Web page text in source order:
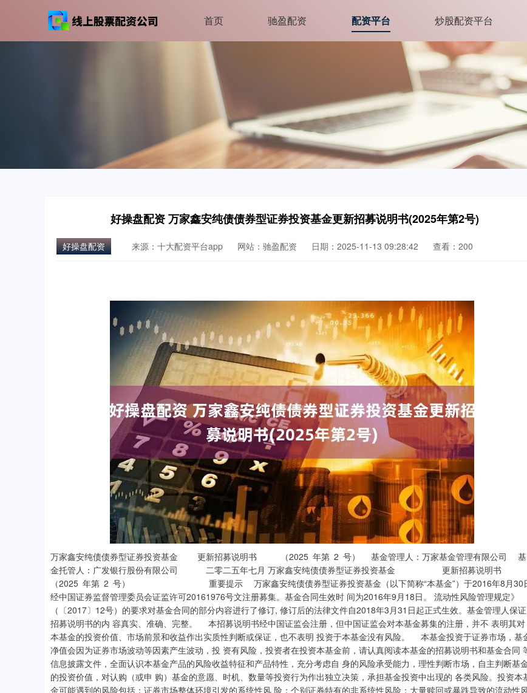
首页 驰盈配资 配资平台 炒股配资平台
好操盘配资 万家鑫安纯债债券型证券投资基金更新招募说明书(2025年第2号)
好操盘配资 来源：十大配资平台app 网站：驰盈配资 日期：2025-11-13 09:28:42 查看：200
万家鑫安纯债债券型证券投资基金 更新招募说明书 （2025 年第 2 号） 基金管理人：万家基金管理有限公司 基金托管人：广发银行股份有限公司 二零二五年七月 万家鑫安纯债债券型证券投资基金 更新招募说明书（2025 年第 2 号） 重要提示 万家鑫安纯债债券型证券投资基金（以下简称“本基金”）于2016年8月30日 经中国证券监督管理委员会证监许可20161976号文注册募集。基金合同生效时 间为2016年9月18日。 流动性风险管理规定》（〔2017〕12号）的要求对基金合同的部分内容进行了修订, 修订后的法律文件自2018年3月31日起正式生效。基金管理人保证招募说明书的内 容真实、准确、完整。 本招募说明书经中国证监会注册，但中国证监会对本基金募集的注册，并不 表明其对本基金的投资价值、市场前景和收益作出实质性判断或保证，也不表明 投资于本基金没有风险。 本基金投资于证券市场，基金净值会因为证券市场波动等因素产生波动，投 资有风险，投资者在投资本基金前，请认真阅读本基金的招募说明书和基金合同 等信息披露文件，全面认识本基金产品的风险收益特征和产品特性，充分考虑自 身的风险承受能力，理性判断市场，自主判断基金的投资价值，对认购（或申 购）基金的意愿、时机、数量等投资行为作出独立决策，承担基金投资中出现的 各类风险。投资本基金可能遇到的风险包括：证券市场整体环境引发的系统性风 险；个别证券特有的非系统性风险；大量赎回或暴跌导致的流动性风险；基金投 资过程中产生的操作风险；因交收违约和投资债券引发的信用风险；基金投资回 报可能低于业绩比较基准的风险；本基金的投资范围包括中小企业私募债，由于 该类债券采取非公开方式发行和交易，并不公开各类材料（包括招募说明书、审 计报告等），外部评级机构一般不对这类债券进行外部评级，可能会降低市场对这 类债券的认可度，从而影响这类债券的市场流动性。另一方面，由于中小企业私 募债的债券发行主体资产规模较小、经营的波动性较大，且各类材料不公开发 布，也大大提高了分析并跟踪发债主体信用基本面的难度。由此可能给基金净值 带来不利影响或损失。本基金的具体运作特点详见基金合同和招募说明书的约 定。本基金的一般风险及特有风险详见本招募说明书的“风险揭示”部分。 本基金为债券型基金，理论上其预期风险收益水平低于混合型与股票型基 万家鑫安纯债债券型证券投资基金 更新招募说明书（2025 年第 2 号） 金，高于货币市场基金，属于中低风险/收益的产品。基金管理人提醒投资者基金 投资的“买者自负”原则，在投资者作出投资决策后，基金运营状况与基金净值 变化引致的投资风险，由投资者自行负责。此外，本基金以1.00元初始面值进行 募集，在市场波动等因素的影响下，存在单位份额净值跌破1.00元初始面值的风 险。 基金不同于银行储蓄与债券，基金投资者有可能获得较高的收益，也有可能 损失本金。投资有风险，投资者在进行投资决策前，请仔细阅读本基金的《招募 说明书》及《基金合同》。 基金管理人依照恪尽职守、诚实信用、谨慎勤勉的原则管理和运用基金资 产，但不保证本基金一定盈利，也不保证最低收益。基金的过往业绩并不预示其 未来表现，基金管理人管理的其他基金的业绩并不构成对本基金业绩表现的保 证。 投资者应当认真阅读基金合同、基金招募说明书、基金产品资料概要等信息 披露文件，自主判断基金的投资价值，自主做出投资决策，自行承担投资风险。 当本基金持有特定资产且存在或潜在大额赎回申请时，基金管理人履行相应 程序后，可以启动侧袋机制，具体详见基金合同和招募说明书的有关章节。侧袋 机制实施期间，基金管理人将对基金简称进行特殊标识，并不办理侧袋账户的申 购赎回。请基金份额持有人仔细阅读相关内容并关注本基金启用侧袋机制时的特 定风险。 本招募说明书所载内容截止日为2025年7月18日，有关财务数据和净值表现数 据截止日为2024年06月30日（财务数据未经审计）。 万家鑫安纯债债券型证券投资基金 更新招募说明书（2025 年第 2 号） 目 录 万家鑫安纯债债券型证券投资基金 更新招募说明书（2025 年第 2 号） 万家鑫安纯债债券型证券投资基金 更新招募说明书（2025 年第 2 号） 第一部分 绪言 《万家鑫安纯债债券型证券投资基金招募说明书》（以下简称“本招募说明 书”）依据《中华人民共和国证券投资基金法》(以下简称《基金法》)、《公开募 集证券投资基金运作管理办法》(以下简称《运作办法》)、《公开募集证券投资基 金销售机构监督管理办法》(以下简称《销售办法》)、《公开募集证券投资基金信 息披露管理办法》(以下简称《信息披露办法》)、《公开募集开放式证券投资基金 流动性风险管理规定》（以下简称“《流动性风险管理规定》”）、《证券投资基金 信息披露内容与格式准则第5号》、等有关法律法规以及 《万家鑫安纯债债券型证券投资基金基金合同》（以下简称“基金合同”）编写。 本招募说明书阐述了万家鑫安纯债债券型证券投资基金的投资目标、策略、风 险、费率等与投资者投资决策有关的全部必要事项，投资者在做出投资决策前应仔 细阅读本招募说明书。 基金管理人承诺本招募说明书不存在任何虚假记载、误导性陈述或者重大遗 漏，并对其真实性、准确性、完整性承担法律责任。本基金是根据本招募说明书所 载明的资料申请募集的。基金管理人没有委托或授权任何其他人提供未在本招募说 明书中载明的信息，或对本招募说明书作任何解释或者说明。 本招募说明书根据本基金的基金合同编写，并经中国证监会注册。基金合同是 约定基金合同当事人之间权利、义务的法律文件。基金投资者自依基金合同取得基 金份额即成为基金份额持有人和基金合同的当事人，其持有基金份额的行为本身即 表明其对基金合同的承认和接受，并按照《基金法》、基金合同及其他有关规定享 有权利、承担义务。基金投资者欲了解基金份额持有人的权利和义务，应详细查阅 基金合同。 万家鑫安纯债债券型证券投资基金 更新招募说明书（2025 年第 2 号） 第二部分 释义 在本招募说明书中，除非文意另有所指，下列词语或简称具有如下含义： 同》及对基金合同的任何有效修订和补充 券型证券投资基金托管协议》及对该托管协议的任何有效修订和补充 说明书》及其更新 公告》 司法解释、行政规章以及其他对基金合同当事人有约束力的决定、决议、通知等 次会议通过，经2012年12月28日第十一届全国人大常委会第三十次会议修订，自 第十四次会议《全国人民代表大会常务委员会关于修改等 七部法律的决定》修改的《中华人民共和国证券投资基金法》及颁布机关对其不时 做出的修订 机关对其不时做出的修订 机关对其不时做出的修订 募集证券投资基金运作管理办法》及颁布机关对其不时做出的修订 万家鑫安纯债债券型证券投资基金 更新招募说明书（2025 年第 2 号） 理规定》及颁布机关对其不时做出的修订 的法律主体，包括基金管理人、基金托管人和基金份额持有人 法登记并存续或经有关政府部门批准设立并存续的企业法人、事业法人、社会团体 或其他组织 中国境内依法募集的证券投资基金的中国境外的机构投资者 或中国证监会允许购买证券投资基金的其他投资者的合称 办理基金份额的申购、赎回、转换、转托管及定期定额投资计划等业务 规定的其他条件，取得基金销售业务资格并与基金管理人签订了基金销售服务协 议，办理基金销售业务的机构 得基金销售业务资格并与基金管理人签订了基金销售服务协议，办理基金销售业务 的机构 资者基金账户的建立和管理、基金份额登记、基金销售业务的确认、清算和结算、 代理发放红利、建立并保管基金份额持有人名册和办理非交易过户等 公司或接受万家基金管理有限公司委托代为办理登记业务的机构 万家鑫安纯债债券型证券投资基金 更新招募说明书（2025 年第 2 号） 理的基金份额余额及其变动情况的账户 办理认购、申购、赎回、转换、转托管及定期定额投资计划等业务而引起的基金份 额变动及结余情况的账户 基金管理人向中国证监会办理基金备案手续完毕，并获得中国证监会书面确认的日 期 清算完毕，清算结果报中国证监会备案并予以公告的日期 得超过3个月 作日 的相关业务规则，是规范基金管理人所管理的开放式证券投资基金登记方面的业务 规则，由基金管理人和投资者共同遵守 购买基金份额的行为 购买基金份额的行为 的条件要求将基金份额兑换为现金的行为 万家鑫安纯债债券型证券投资基金 更新招募说明书（2025 年第 2 号） 定的条件，申请将其持有基金管理人管理的、某一基金的基金份额转换为基金管理 人管理的其他基金基金份额的行为 基金份额销售机构的操作 日、申购金额及扣款方式，由销售机构于每期约定申购日在投资者指定银行账户内 自动完成扣款及受理基金申购申请的一种投资方式 上基金转换中转出申请份额总数后扣除申购申请份额总数及基金转换中转入申请份 额总数后的余额)超过上一开放日基金总份额的10% 实现的其他合法收入及因运用基金财产带来的成本和费用的节约 项及其他资产的价值总和 和基金份额净值的过程 合理价格予以变现的资产，包括但不限于到期日在10个交易日以上的逆回购与银行 定期存款（含协议约定有条件提前支取的银行存款）、停牌股票、流通受限的新股 及非公开发行股票、资产支持证券、因发行人债务违约无法进行转让或交易的债券 等 联网网站（包括基金管理人网站、基金托管人网站、中国证监会基金电子披露网 站）等媒介 的前提下，按照一定比例调整基金份额总额及基金份额净值 万家鑫安纯债债券型证券投资基金 更新招募说明书（2025 年第 2 号） 概要》及其更新 户进行处置清算，目的在于有效隔离并化解风险，确保投资者得到公平对待，属于 流动性风险管理工具。侧袋机制实施期间，原有账户称为主袋账户，专门账户称为 侧袋账户 公允价值存在重大不确定性的资产；（二）按摊余成本计量且计提资产减值准备仍 导致资产价值存在重大不确定性的资产；（三）其他资产价值存在重大不确定性的 资产 金份额持有人服务的费用 万家鑫安纯债债券型证券投资基金 更新招募说明书（2025 年第 2 号） 第三部分 基金管理人 （一） 基金管理人概况 名称：万家基金管理有限公司 住所、办公地址：中国（上海）自由贸易试验区浦电路360号8层（名义楼层9 层） 法定代表人：方一天 成立日期：2002年8月23日 批准设立机关及批准设立文号：中国证监会证监基金字【2002】44号 经营范围：基金募集；基金销售；资产管理和中国证监会许可的其他业务 组织形式：有限责任公司 注册资本：叁亿元人民币 存续期间：持续经营 联系人：兰剑 电话：021-38909626 传真：021-38909627 股权结构： 中泰证券股份有限公司 60% 山东省新动能基金管理有限公司 40% （二） 主要人员情况 董事长方一天先生，中共党员，大学学历，先后在上海财政证券公司、中国证 监会系统工作，2014年10月加入万家基金管理有限公司，现任公司党委书记、董事 长。 董事袁西存先生，中共党员，硕士学位，曾任莱钢集团财务部科长，副处长， 中泰证券计划财务部总经理等职务。现任中泰证券股份有限公司党委常委、副总经 理。 董事曾祥龙先生，中共党员，学士本科，曾任山东龙信投资有限公司财务负责 人、山东鲁华能源集团外派财务总监、山东国惠基金管理有限公司财务总监、山东 国惠投资有限公司财务部副部长、山东国惠小额贷款有限公司副总经理等职。现任 万家鑫安纯债债券型证券投资基金 更新招募说明书（2025 年第 2 号） 山东省新动能基金管理有限公司财务管理部部长。 董事张钊先生，中共党员，学士本科，先后任泛亚国际投资有限公司总裁助 理、投资专员，iGlobal Consultancy Pte. Ltd.（新加坡）高级顾问、总裁助 理，深圳富坤创业投资有限公司市场营销投资者关系部经理，深圳富坤康健投资有 限公司高级投资经理，山东海洋明石产业基金管理有限公司投资部副总裁，山东蓝 色经济产业基金管理有限公司投资部（济南）副总经理，山东高速北银（上海）投 资管理有限公司执行总裁、山东省新动能基金管理有限公司投资发展部部长等职， 现任山东省新动能投资管理有限公司董事长。 董事陈广益先生，中共党员，硕士研究生，曾任职兴证全球基金管理有限公司 运作保障部，2005年3月加入万家基金管理有限公司，曾任运作保障部副总监、基 金运营部总监、交易部总监、总经理助理，2019年6月起任公司首席信息官，2021 年3月起任公司董事、总经理。 独立董事武辉女士，农工党员，博士研究生，教授。曾任潍坊市第二职业中专 讲师。现任山东财经大学教授。 独立董事范洪义先生，硕士研究生，曾在山东潍坊盐化集团、山东海化集团进 出口有限公司任职，在山东求是律师事务所、山东中强律师事务所、山东普瑞德律 师事务所、上海虹桥正瀚律师事务所、上海杰博律师事务所担任律师、合伙人等 职。现任上海尚舜光电科技有限公司执行董事。 独立董事林彦先生，中共党员，博士研究生，教授。曾任上海交通大学教务处 副处长、凯原法学院副院长、教授等职，现任华东师范大学法学院院长、特聘教 授。 监事会主席马文波先生，中共党员，学士本科，曾在中国电子进出口山东公 司、山东鲁信实业集团公司、山东省鲁信投资控股集团有限公司从事财务会计工 作，在山东省国际信托股份有限公司、山东省金融资产管理股份有限公司担任财务 总监等职。现任山东省新动能基金管理有限公司副总经理。 监事李滨先生，中共党员，博士研究生，先后任英国三和集团量化分析师、劳 埃德银行集团量化分析师、Zan Partners 对冲基金量化分析师、巴克莱资本信用 风险分析师、德意志银行信用风险分析师、瑞士信贷市场风险分析师、红塔证券股 万家鑫安纯债债券型证券投资基金 更新招募说明书（2025 年第 2 号） 份有限公司风险管理部总经理、中泰证券股份有限公司风险管理部副总经理及风险 管理部总经理等职。现任中泰证券股份有限公司风险控制委员会副主任。 监事尹超先生，中共党员，学士本科，2007年7月起加入万家基金管理有限公 司，现任公司基金运营部总监。 监事姜楠女士，中共党员，硕士研究生，曾任职于淘宝（中国）软件有限公 司。2013年3月起加入万家基金管理有限公司，现任公司财务管理部总监。 监事路晓静女士，中共党员，硕士研究生，先后任职于旺旺集团、长江期货有 限公司。2015年5月起加入万家基金管理有限公司，现任公司合规风控部总监助 理。 董事长：方一天先生（简介请参见基金管理人董事会成员） 总经理、首席信息官：陈广益先生（简介请参见基金管理人董事会成员） 督察长：兰剑先生，中国民盟盟员，硕士研究生，律师、注册会计师，曾在江 苏知源律师事务所、上海和华利盛律师事务所从事律师工作，2005年10月进入万家 基金管理有限公司工作，2015年4月起任公司督察长。 副总经理：戴晓云女士，学士本科，曾任海证期货有限公司副总经理、上海证 券有限责任公司运营中心副总经理、上投摩根基金管理有限公司数字化运营及拓展 部总监等职。2016年7月进入万家基金管理有限公司工作，先后担任万家基金管理 有限公司总经理助理、业务管理部总监、网络金融部总监，万家财富基金销售（天 津）有限公司董事长。2021年7月起任公司副总经理。 副总经理：王静女士，中共党员，硕士研究生，曾任兴业银行济南分行公司业 务部科员，兴业银行济南分行天桥支行行长助理，浙 商 银 行济南分行机构金融部总 经理助理，浙 商 银 行济南分行公司银行部总经理助理、副总经理，浙 商 银 行济南分 行小企业与个银评审部总经理等职务。2021年6月进入万家基金管理有限公司， 副总经理：莫海波先生，致公党党员，硕士研究生，曾任财富证券有限责任公 司资产管理部分析师、中银国际证券有限责任公司证券投资部投资经理等职务。 理等职，2022年8月起任公司副总经理。 万家鑫安纯债债券型证券投资基金 更新招募说明书（2025 年第 2 号） 郅元先生，英国雷丁大学金融风险管理专业硕士,曾任天安财产保险股份有限 公司交易员，华安基金管理有限公司集中交易部债券交易员、基金经理助理等职。 定收益部基金经理，现金管理部副总监（主持工作）。现任万家中证同业存单AAA指 数7天持有期证券投资基金、万家天添宝货币市场基金、万家日日薪货币市场证券 投资基金、万家现金增利货币市场基金、万家现金宝货币市场证券投资基金、万家 货币市场证券投资基金、万家鑫安纯债债券型证券投资基金的基金经理。 张如晨女士，中国人民大学金融专业硕士，曾任中国工商银行安徽省分行营业 部客户经理，徽商银行金融市场部/资产负债部债券交易员等职。2019年12月入职 万家基金管理有限公司，现任现金管理部基金经理，历任现金管理部基金经理助 理。现任万家中证同业存单AAA指数7天持有期证券投资基金、万家鑫橙纯债债券型 证券投资基金、万家天添宝货币市场基金、万家日日薪货币市场证券投资基金、万 家鑫安纯债债券型证券投资基金的基金经理。 支琪凯先生，上海财经大学金融专业硕士,曾任中国农业银行资金运营中心 （原中国农业银行金融市场部上海分部）交易员等职。2022年8月入职万家基金管 理有限公司，现任现金管理部基金经理，历任现金管理部基金经理助理。现任万家 货币市场证券投资基金、万家鑫安纯债债券型证券投资基金的基金经理。 历任基金经理： 唐俊杰：2016年9月18日至2017年9月30日 柳发超：2016年10月28日至2019年3月1日 陈奕雯：2019年2月21日至2022年4月27日 莫敬敏：2022年7月2日至2023年6月1日 周慧：2023年6月2日至2024年6月24日 周潜玮：2022年4月27日至2025年6月26日 孙佳佳：2023年11月15日至2025年6月26日 （1）权益与组合投资决策委员会 主 任：陈广益 万家鑫安纯债债券型证券投资基金 更新招募说明书（2025 年第 2 号） 副主任：黄海 委 员：莫海波、乔亮、任峥、徐朝贞、高源、黄兴亮、孙远慧 陈广益先生，总经理、首席信息官。 黄海先生，投资总监、首席投资官、基金经理。 莫海波先生，副总经理、基金经理。 乔亮先生，首席量化投资官、基金经理。 任峥先生，总经理助理、基金经理。 徐朝贞先生，组合投资部总监、基金经理。 高源女士，基金经理。 黄兴亮先生，基金经理。 孙远慧先生，研究部副总监。 （2）固定收益投资决策委员会 主 任：陈广益 委 员：苏谋东、郅元、周潜玮、石东 陈广益先生，总经理、首席信息官。 苏谋东先生，总经理助理、基金经理。 郅元先生，现金管理部总监、基金经理。 周潜玮先生，固定收益部联席总监、基金经理。 石东先生，固定收益部总监助理（主持工作）、基金经理。 （三） 基金管理人的职责 理基金份额的发售、申购、赎回和登记事宜； 收益； 万家鑫安纯债债券型证券投资基金 更新招募说明书（2025 年第 2 号） 法律行为； （四） 基金管理人的承诺 和中国证监会的有关规定，建立健全内部控制制度，采取有效措施，防止违反现行 有效的有关法律、法规、规章、基金合同和中国证监会有关规定的行为发生。 法》、《信息披露办法》及有关法律法规，建立健全内部控制制度，采取有效措施， 防止下列行为的发生： (1)将其固有财产或者他人财产混同于基金财产从事证券投资； (2)不公平地对待其管理的不同基金财产； (3)利用基金财产为基金份额持有人以外的第三人牟取利益； (4)向基金份额持有人违规承诺收益或者承担损失； (5)侵占、挪用基金财产； (6)泄漏因职务便利获取的未公开信息、利用该信息从事或者明示、暗示他人 从事相关的交易活动； (7)玩忽职守，不按照规定履行职责； (8)依照法律法规有关规定，由中国证监会规定禁止的其他行为。 家有关法律、法规及行业规范，诚实信用、勤勉尽责，不从事以下活动： (1)越权或违规经营； (2)违反基金合同或托管协议； (3)故意损害基金份额持有人或其他基金相关机构的合法利益； 万家鑫安纯债债券型证券投资基金 更新招募说明书（2025 年第 2 号） (4)在向中国证监会报送的资料中弄虚作假； (5)拒绝、干扰、阻挠或严重影响中国证监会依法监管； (6)玩忽职守、滥用职权； (7)违反现行有效的有关法律、法规、规章、基金合同和中国证监会的有关规 定，泄漏在任职期间知悉的有关证券、基金的商业秘密，尚未依法公开的基金投资 内容、基金投资计划等信息； (8)违反证券交易场所业务规则，利用对敲、倒仓等手段操纵市场价格，扰乱 市场秩序； (9)贬损同行，以抬高自己； (10)以不正当手段谋求业务发展； (11)有悖社会公德，损害证券投资基金人员形象； (12)在公开信息披露和广告中故意含有虚假、误导、欺诈成分； (13)侵占、挪用基金财产； (14)泄露因职务便利获取的未公开信息、利用该信息从事或者明示、暗示他人 从事相关的交易活动； (15)其他法律、行政法规以及中国证监会禁止的行为。 (1)依照有关法律法规和基金合同的规定，本着谨慎的原则为基金份额持有人 谋取最大利益； (2)不利用职务之便为自己及其代理人、受雇人或任何第三人谋取利益； (3)不违反现行有效的有关法律、法规、规章、基金合同和中国证监会的有关 规定，不泄露在任职期间知悉的有关证券、基金的商业秘密，尚未依法公开的基金 投资内容、基金投资计划等信息； (4)不从事损害基金财产和基金份额持有人利益的证券交易及其他活动。 （五） 基金管理人的内部控制制度 根据“合法合规、全面、审慎、适时”的要求，为确定明确的基金投资方向、 投资策略以及基金组织方式和运作方式，坚持基金运作“安全性、流动性、效益 性”相统一的经营理念，公司内部风险控制必须遵循以下原则： 万家鑫安纯债债券型证券投资基金 更新招募说明书（2025 年第 2 号） (1)健全性原则。内部风险控制必须渗透到公司的不同决策和管理层次，贯穿 于各项业务过程和各个操作环节，覆盖所有的部门、工作岗位和风险点，不能存在 制度上的盲点。 (2)有效性原则。各种内部风险控制制度必须符合国家和监管部门的法律、法 规及规章，必须具有高度的权威性，成为全体员工严格遵守的行动指南；任何人不 得拥有超